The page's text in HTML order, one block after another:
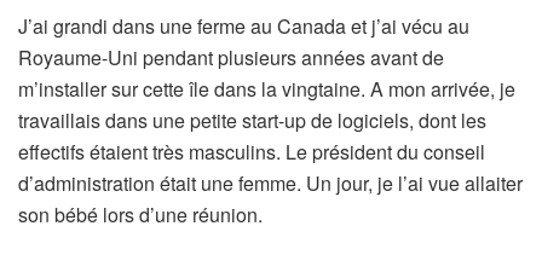
J’ai grandi dans une ferme au Canada et j’ai vécu au
Royaume-Uni pendant plusieurs années avant de
m’installer sur cette île dans la vingtaine. A mon arrivée, je
travaillais dans une petite start-up de logiciels, dont les
effectifs étaient très masculins. Le président du conseil
d’administration était une femme. Un jour, je l’ai vue allaiter
son bébé lors d’une réunion.